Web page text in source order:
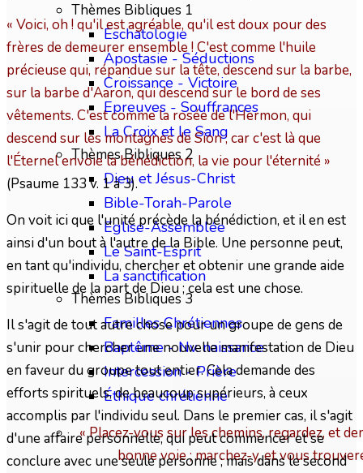
Thèmes Bibliques 1
Eschatologie
Apostasie - Séductions
Croissance - Victoire
Epreuves - Souffrances
La Croix et le Sang
Thèmes Bibliques 2
Dieu et Jésus-Christ
Bible-Torah-Parole
Eglise-Assemblée
Le Saint-Esprit
La sanctification
Thèmes Bibliques 3
Familles Chrétiennes
Baptême - Nv. naissance
Intercession - Prière
Éthique chrétienne
« Placez-vous sur les chemins, regardez, et
bonne voie ; marchez-y, et vous
« Voici, oh ! qu'il est agréable, qu'il est doux pour des
frères de demeurer ensemble ! C'est comme l'huile
précieuse qui, répandue sur la tête, descend sur la barbe,
sur la barbe d'Aaron, qui descend sur le bord de ses
vêtements. C'est comme la rosée de l'Hermon, qui
descend sur les montagnes de Sion ; car c'est là que
l'Éternel envoie la bénédiction, la vie pour l'éternité »
(Psaume 133 v. 1 à 3).
On voit ici que l'unité précède la bénédiction, et il en est
ainsi d'un bout à l'autre de la Bible. Une personne peut,
en tant qu'individu, chercher et obtenir une grande aide
spirituelle de la part de Dieu ; cela est une chose.
Il s'agit de tout autre chose pour un groupe de gens de
s'unir pour chercher une nouvelle manifestation de Dieu
en faveur du groupe tout entier. Cela demande des
efforts spirituels, de beaucoup supérieurs, à ceux
accomplis par l'individu seul. Dans le premier cas, il s'agit
d'une affaire personnelle, qui peut commencer et se
conclure avec une seule personne ; mais dans le second